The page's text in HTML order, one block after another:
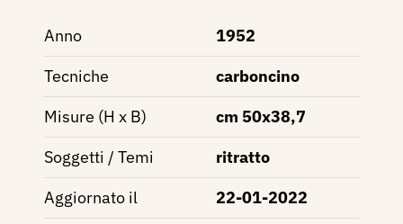
Anno
1952
Tecniche
carboncino
Misure (H x B)
cm 50x38,7
Soggetti / Temi
ritratto
Aggiornato il
22-01-2022